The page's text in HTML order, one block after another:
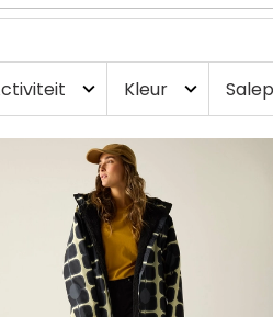
expand_more Kleur expand_more